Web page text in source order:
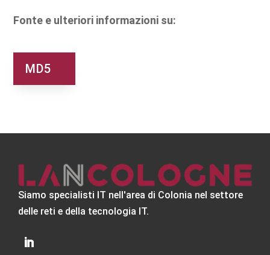
Fonte e ulteriori informazioni su:
MD5
Siamo specialisti IT nell'area di Colonia nel settore
delle reti e della tecnologia IT.